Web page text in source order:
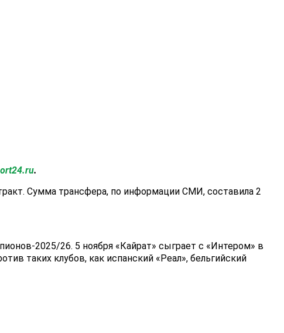
.
Сумма трансфера, по информации СМИ, составила 2
2025/26. 5 ноября «Кайрат» сыграет с «Интером» в
таких клубов, как испанский «Реал», бельгийский